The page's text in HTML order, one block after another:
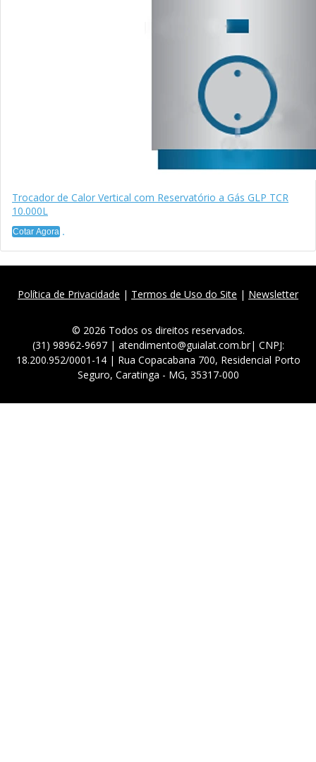
Trocador de Calor Vertical com Reservatório a Gás GLP TCR
10.000L
Cotar Agora
Política de Privacidade | Termos de Uso do Site | Newsletter
© 2026 Todos os direitos reservados.
(31) 98962-9697 | atendimento@guialat.com.br| CNPJ:
18.200.952/0001-14 | Rua Copacabana 700, Residencial Porto
Seguro, Caratinga - MG, 35317-000